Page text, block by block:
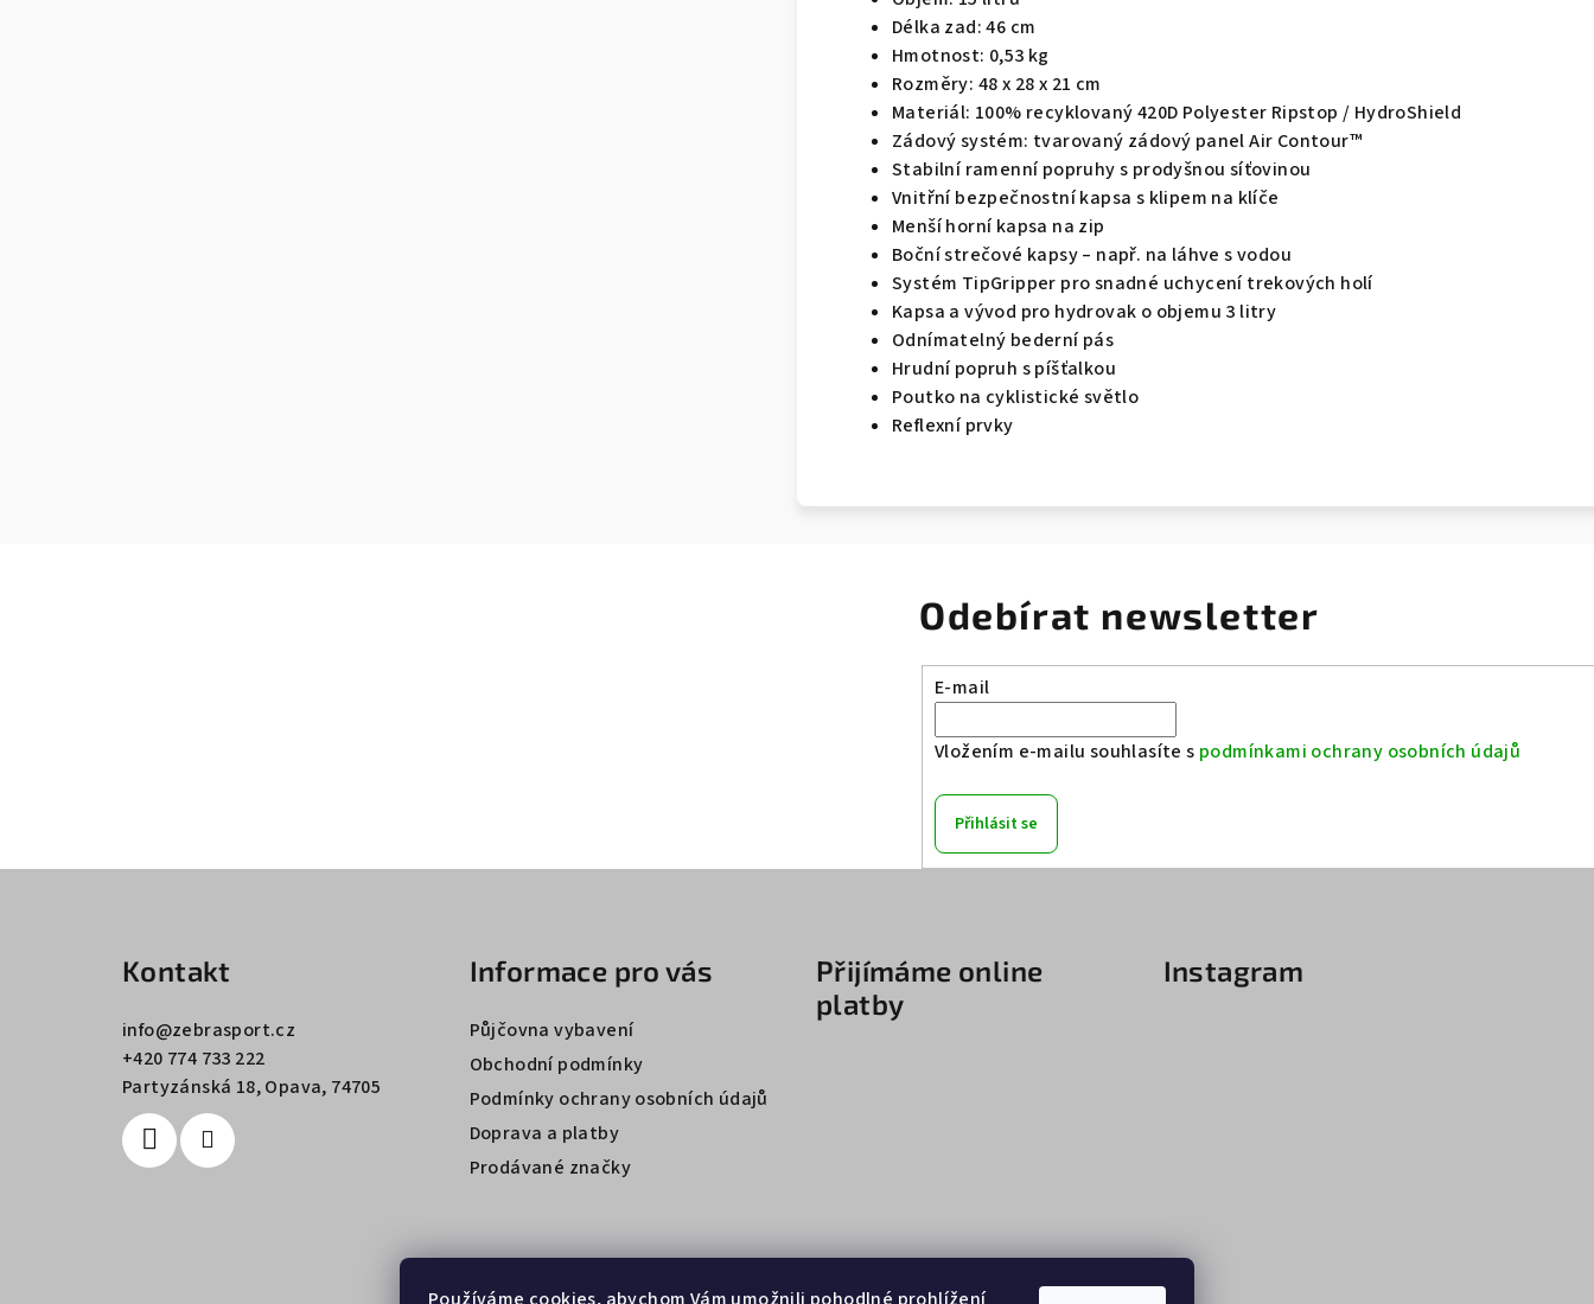
Délka zad: 46 cm
Hmotnost: 0,53 kg
Rozměry: 48 x 28 x 21 cm
Materiál: 100% recyklovaný 420D Polyester Ripstop / HydroShield
Zádový systém: tvarovaný zádový panel Air Contour™
Stabilní ramenní popruhy s prodyšnou síťovinou
Vnitřní bezpečnostní kapsa s klipem na klíče
Menší horní kapsa na zip
Boční strečové kapsy – např. na láhve s vodou
Systém TipGripper pro snadné uchycení trekových holí
Kapsa a vývod pro hydrovak o objemu 3 litry
Odnímatelný bederní pás
Hrudní popruh s píšťalkou
Poutko na cyklistické světlo
Reflexní prvky
Odebírat newsletter
E-mail
Vložením e-mailu souhlasíte s podmínkami ochrany osobních údajů
Přihlásit se
Kontakt
info@zebrasport.cz
+420 774 733 222
Partyzánská 18, Opava, 74705
Informace pro vás
Půjčovna vybavení
Obchodní podmínky
Podmínky ochrany osobních údajů
Doprava a platby
Prodávané značky
Přijímáme online
platby
Instagram